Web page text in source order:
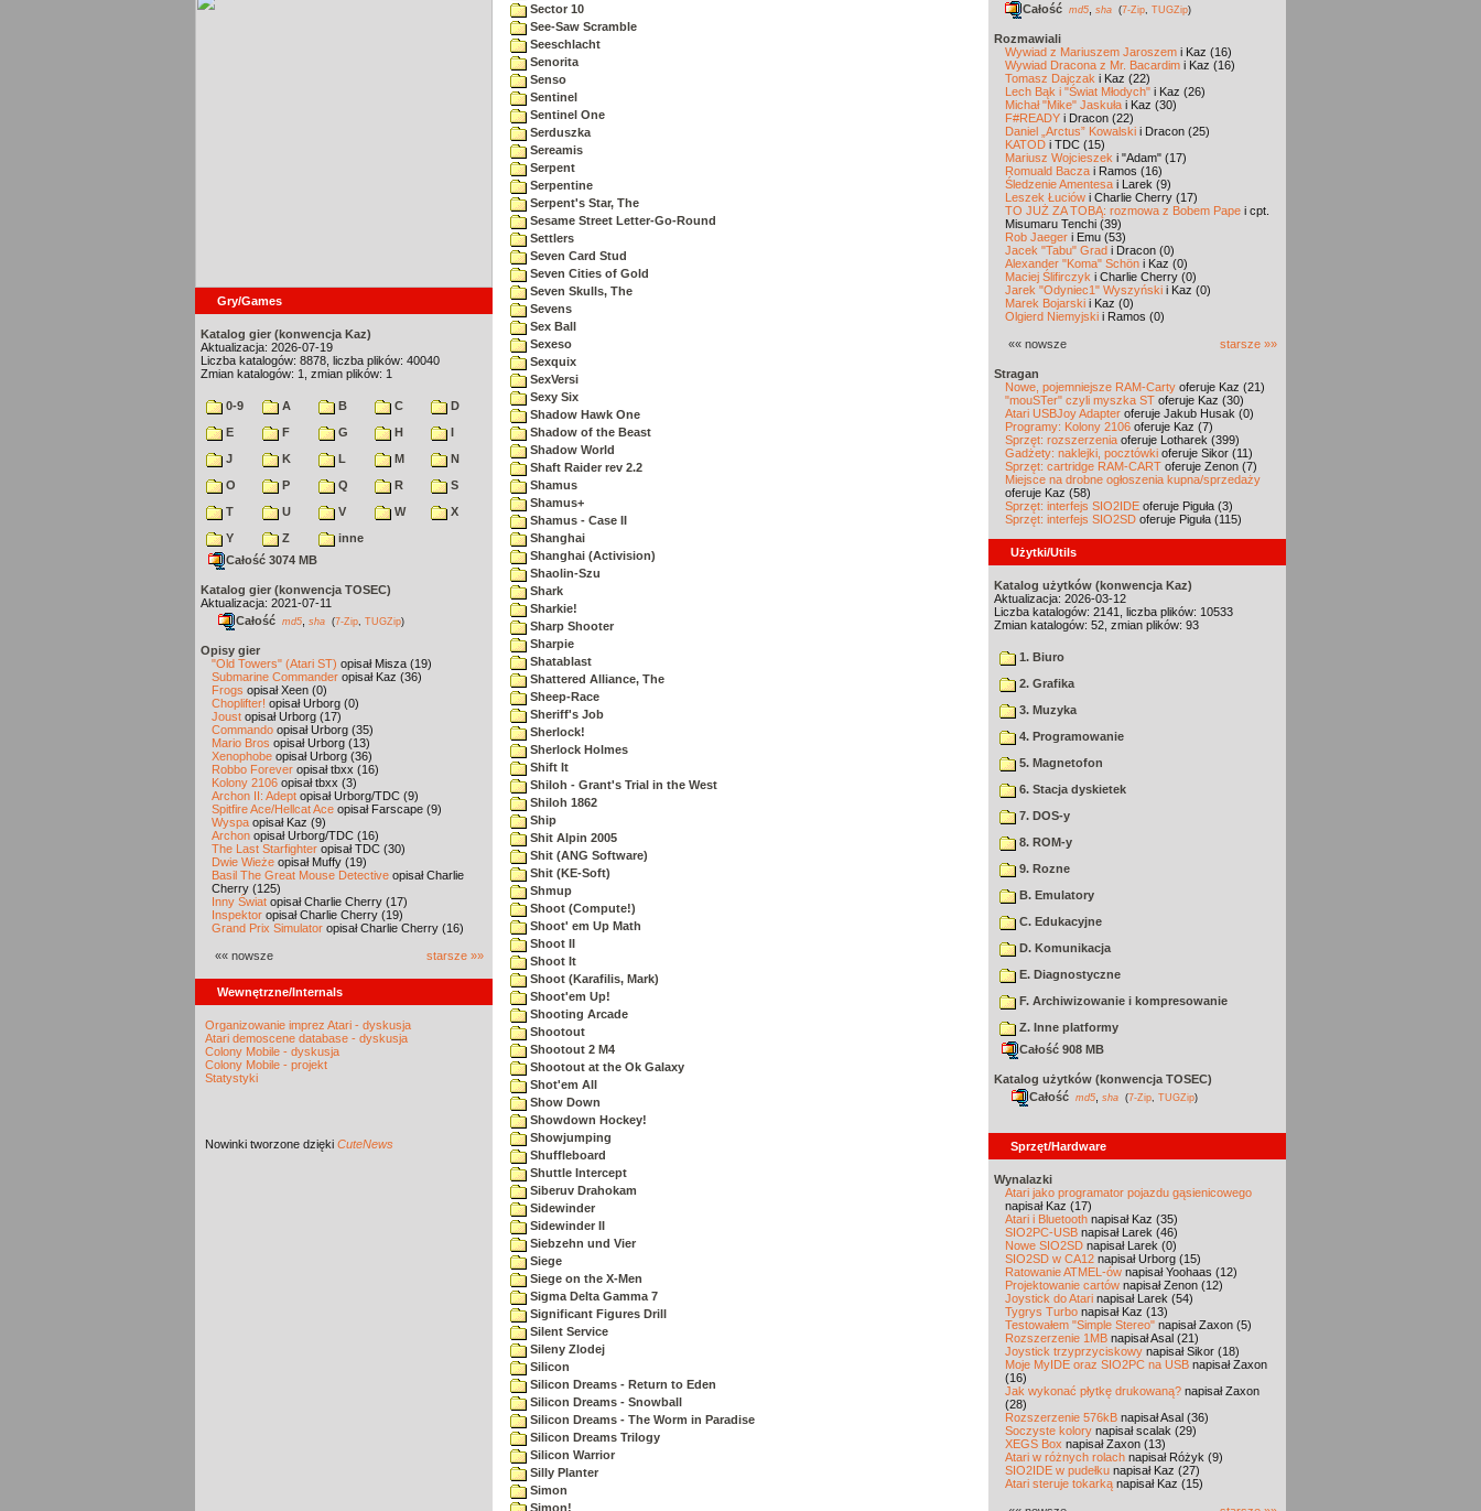
Gry/Games
Katalog gier (konwencja Kaz)
Aktualizacja: 2026-07-19
Liczba katalogów: 8878, liczba plików: 40040
Zmian katalogów: 1, zmian plików: 1
0-9 A B C
D
E
F G H
I
J
K L M
N
O
P Q R
S
T
U V W
X
Y
Z
inne
Całość 3074 MB
Katalog gier (konwencja TOSEC)
Aktualizacja: 2021-07-11
Całość md5 sha (7-Zip TUGZip)
Opisy gier
"Old Towers" (Atari ST) opisał Misza (19)
Submarine Commander opisał Kaz (36)
Frogs opisał Xeen (0)
Choplifter! opisał Urborg (0)
Joust opisał Urborg (17)
Commando opisał Urborg (35)
Mario Bros opisał Urborg (13)
Xenophobe opisał Urborg (36)
Robbo Forever opisał tbxx (16)
Kolony 2106 opisał tbxx (3)
Archon II: Adept opisał Urborg/TDC (9)
Spitfire Ace/Hellcat Ace opisał Farscape (9)
Wyspa opisał Kaz (9)
Archon opisał Urborg/TDC (16)
The Last Starfighter opisał TDC (30)
Dwie Wieże opisał Muffy (19)
Basil The Great Mouse Detective opisał Charlie
Cherry (125)
Inny Świat opisał Charlie Cherry (17)
Inspektor opisał Charlie Cherry (19)
Grand Prix Simulator opisał Charlie Cherry (16)
«« nowsze starsze »»
Wewnętrzne/Internals
Organizowanie imprez Atari - dyskusja
Atari demoscene database - dyskusja
Colony Mobile - dyskusja
Colony Mobile - projekt
Statystyki
Nowinki tworzone dzięki CuteNews
Sector 10
See-Saw Scramble
Seeschlacht
Senorita
Senso
Sentinel
Sentinel One
Serduszka
Sereamis
Serpent
Serpentine
Serpent's Star, The
Sesame Street Letter-Go-Round
Settlers
Seven Card Stud
Seven Cities of Gold
Seven Skulls, The
Sevens
Sex Ball
Sexeso
Sexquix
SexVersi
Sexy Six
Shadow Hawk One
Shadow of the Beast
Shadow World
Shaft Raider rev 2.2
Shamus
Shamus+
Shamus - Case II
Shanghai
Shanghai (Activision)
Shaolin-Szu
Shark
Sharkie!
Sharp Shooter
Sharpie
Shatablast
Shattered Alliance, The
Sheep-Race
Sheriff's Job
Sherlock!
Sherlock Holmes
Shift It
Shiloh - Grant's Trial in the West
Shiloh 1862
Ship
Shit Alpin 2005
Shit (ANG Software)
Shit (KE-Soft)
Shmup
Shoot (Compute!)
Shoot' em Up Math
Shoot II
Shoot It
Shoot (Karafilis, Mark)
Shoot'em Up!
Shooting Arcade
Shootout
Shootout 2 M4
Shootout at the Ok Galaxy
Shot'em All
Show Down
Showdown Hockey!
Showjumping
Shuffleboard
Shuttle Intercept
Siberuv Drahokam
Sidewinder
Sidewinder II
Siebzehn und Vier
Siege
Siege on the X-Men
Sigma Delta Gamma 7
Significant Figures Drill
Silent Service
Sileny Zlodej
Silicon
Silicon Dreams - Return to Eden
Silicon Dreams - Snowball
Silicon Dreams - The Worm in Paradise
Silicon Dreams Trilogy
Silicon Warrior
Silly Planter
Simon
Simon!
Całość md5 sha (7-Zip TUGZip)
Rozmawiali
Wywiad z Mariuszem Jaroszem i Kaz (16)
Wywiad Dracona z Mr. Bacardim i Kaz (16)
Tomasz Dajczak i Kaz (22)
Lech Bąk i "Świat Młodych" i Kaz (26)
Michał "Mike" Jaskuła i Kaz (30)
F#READY i Dracon (22)
Daniel „Arctus” Kowalski i Dracon (25)
KATOD i TDC (15)
Mariusz Wojcieszek i "Adam" (17)
Romuald Bacza i Ramos (16)
Śledzenie Amentesa i Larek (9)
Leszek Łuciów i Charlie Cherry (17)
TO JUŻ ZA TOBĄ: rozmowa z Bobem Pape i cpt.
Misumaru Tenchi (39)
Rob Jaeger i Emu (53)
Jacek "Tabu" Grad i Dracon (0)
Alexander "Koma" Schön i Kaz (0)
Maciej Ślifirczyk i Charlie Cherry (0)
Jarek "Odyniec1" Wyszyński i Kaz (0)
Marek Bojarski i Kaz (0)
Olgierd Niemyjski i Ramos (0)
«« nowsze starsze »»
Stragan
Nowe, pojemniejsze RAM-Carty oferuje Kaz (21)
"mouSTer" czyli myszka ST oferuje Kaz (30)
Atari USBJoy Adapter oferuje Jakub Husak (0)
Programy: Kolony 2106 oferuje Kaz (7)
Sprzęt: rozszerzenia oferuje Lotharek (399)
Gadżety: naklejki, pocztówki oferuje Sikor (11)
Sprzęt: cartridge RAM-CART oferuje Zenon (7)
Miejsce na drobne ogłoszenia kupna/sprzedaży
oferuje Kaz (58)
Sprzęt: interfejs SIO2IDE oferuje Piguła (3)
Sprzęt: interfejs SIO2SD oferuje Piguła (115)
Użytki/Utils
Katalog użytków (konwencja Kaz)
Aktualizacja: 2026-03-12
Liczba katalogów: 2141, liczba plików: 10533
Zmian katalogów: 52, zmian plików: 93
1. Biuro
2. Grafika
3. Muzyka
4. Programowanie
5. Magnetofon
6. Stacja dyskietek
7. DOS-y
8. ROM-y
9. Rozne
B. Emulatory
C. Edukacyjne
D. Komunikacja
E. Diagnostyczne
F. Archiwizowanie i kompresowanie
Z. Inne platformy
Całość 908 MB
Katalog użytków (konwencja TOSEC)
Całość md5 sha (7-Zip TUGZip)
Sprzęt/Hardware
Wynalazki
Atari jako programator pojazdu gąsienicowego
napisał Kaz (17)
Atari i Bluetooth napisał Kaz (35)
SIO2PC-USB napisał Larek (46)
Nowe SIO2SD napisał Larek (0)
SIO2SD w CA12 napisał Urborg (15)
Ratowanie ATMEL-ów napisał Yoohaas (12)
Projektowanie cartów napisał Zenon (12)
Joystick do Atari napisał Larek (54)
Tygrys Turbo napisał Kaz (13)
Testowałem "Simple Stereo" napisał Zaxon (5)
Rozszerzenie 1MB napisał Asal (21)
Joystick trzyprzyciskowy napisał Sikor (18)
Moje MyIDE oraz SIO2PC na USB napisał Zaxon
(16)
Jak wykonać płytkę drukowaną? napisał Zaxon
(28)
Rozszerzenie 576kB napisał Asal (36)
Soczyste kolory napisał scalak (29)
XEGS Box napisał Zaxon (13)
Atari w różnych rolach napisał Różyk (9)
SIO2IDE w pudełku napisał Kaz (27)
Atari steruje tokarką napisał Kaz (15)